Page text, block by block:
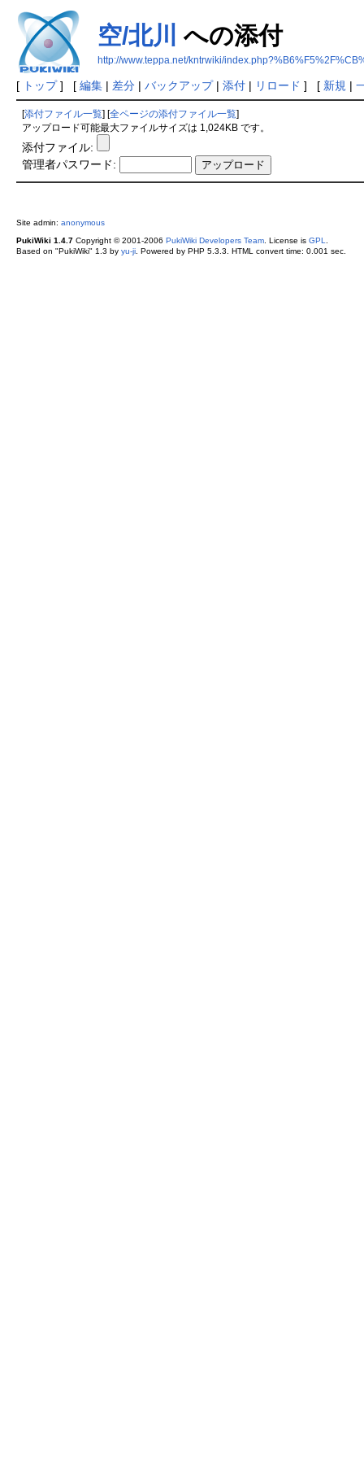
空/北川 への添付
http://www.teppa.net/kntrwiki/
[ トップ] [ 編集| 差分| バックアップ| 添付| リロード ] [ 新規 |
添付ファイル一覧 全ページの添付ファイル一覧
アップロード可能最大ファイルサイズは 1,024KB です。
添付ファイル:
管理者パスワード:
Site admin: anonymous
PukiWiki 1.4.7Copyright © 2001-2006 PukiWiki Developers Team. License is GPL
Based on "PukiWiki" 1.3 by yu-ji. Powered by PHP 5.3.3. HTML convert time: 0.001 sec.